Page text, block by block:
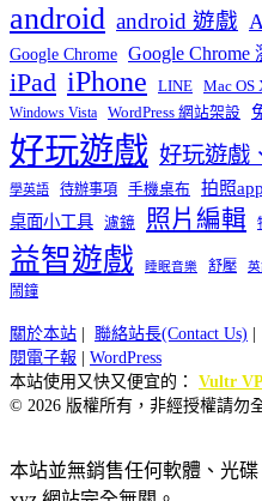
android android 遊戲
Google Chrome Google Chrome
iPad iPhone LINE Mac OS
Windows Vista WordPress 網站架設
好玩遊戲 好玩遊戲
學英語 待辦事項 手機桌布 拍照app
桌面小工具 濾鏡 照片編輯
益智遊戲 睡眠音樂 舒壓
鬧鐘
關於本站 聯絡站長(Contact Us)
閱電子報
WordPress
本站使用又快又便宜的： Vultr
© 2026 版權所有，非經授權請勿
本站並無銷售任何軟體、光